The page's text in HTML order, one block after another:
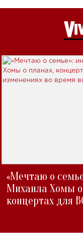
«Мечтаю о
Михаила Хомы о
концертах для